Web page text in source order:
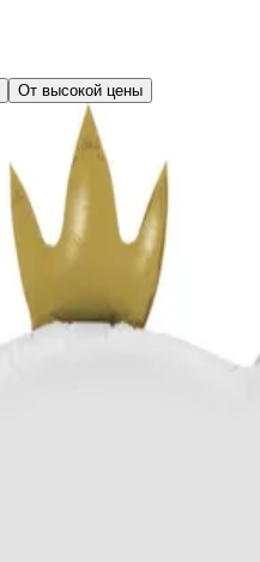
От высокой цены